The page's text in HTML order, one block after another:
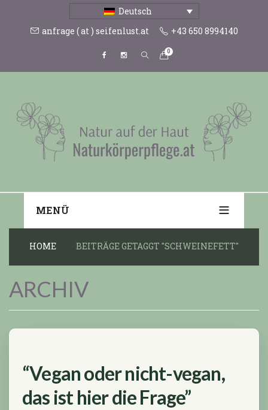
Deutsch
anfrage ( at ) seifenlust.at
+43 650 8994140
0
MENÜ
HOME BEITRÄGE GETAGGT "SCHWEINEFETT"
ARCHIV
“Vegan oder nicht-vegan,
das ist hier die Frage”